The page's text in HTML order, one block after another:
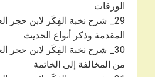
الورقات
المقدمة وذكر أنواع الحديث
من المخالفة إلى الخاتمة